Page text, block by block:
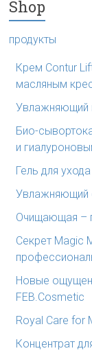
Shop
продукты
Крем Contur
масляным
Увлажняющий
Био-
и
Гель для
Увлажняющий
Очищающая –
Секрет Magic
Новые
FEB.Cosmetic
Royal Care for
Концентрат